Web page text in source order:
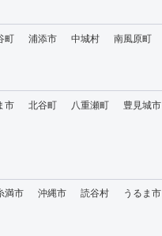
町 浦添市 中城村 南風原町
市 北谷町 八重瀬町 豊見城市
満市 沖縄市 読谷村 うるま市